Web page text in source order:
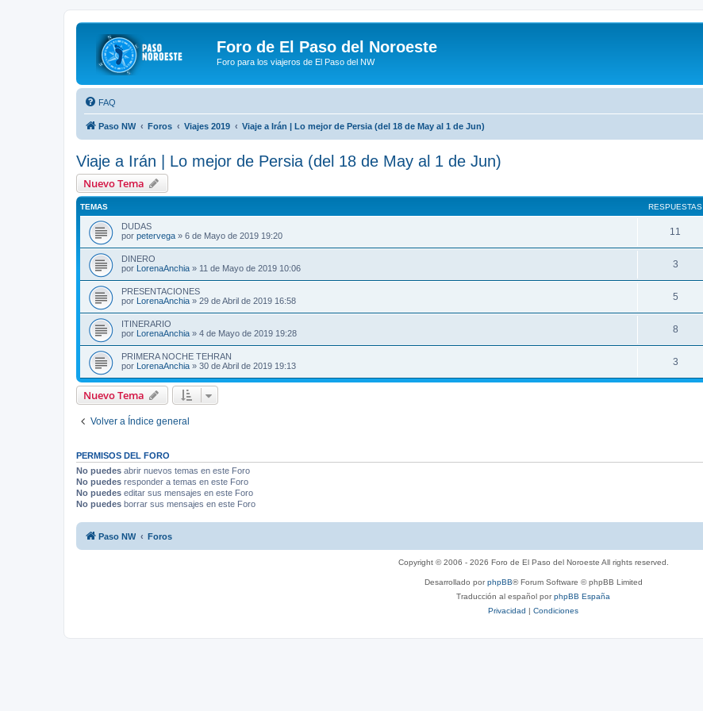
Foro de El Paso del Noroeste
Foro para los viajeros de El Paso del NW
FAQ
Paso NW Foros Viajes 2019 Viaje a Irán | Lo mejor de Persia (del 18 de May al 1 de Jun)
Viaje a Irán | Lo mejor de Persia (del 18 de May al 1 de Jun)
Nuevo Tema
TEMAS RESPUESTAS
DUDAS
por petervega » 6 de Mayo de 2019 19:20 11
DINERO
por LorenaAnchia » 11 de Mayo de 2019 10:06 3
PRESENTACIONES
por LorenaAnchia » 29 de Abril de 2019 16:58 5
ITINERARIO
por LorenaAnchia » 4 de Mayo de 2019 19:28 8
PRIMERA NOCHE TEHRAN
por LorenaAnchia » 30 de Abril de 2019 19:13 3
Nuevo Tema
Volver a Índice general
PERMISOS DEL FORO
No puedes abrir nuevos temas en este Foro
No puedes responder a temas en este Foro
No puedes editar sus mensajes en este Foro
No puedes borrar sus mensajes en este Foro
Paso NW Foros
Copyright © 2006 - 2026 Foro de El Paso del Noroeste All rights reserved.
Desarrollado porphpBB® Forum Software © phpBB Limited
Traducción al español porphpBB España
Privacidad | Condiciones